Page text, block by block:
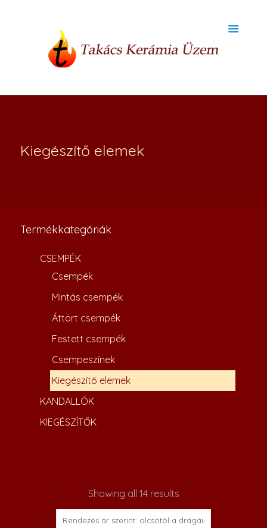
Kiegészítő elemek
Showing all 14 results
Termékkategóriák
CSEMPÉK
Csempék
Mintás csempék
Áttört csempék
Festett csempék
Csempeszínek
Kiegészítő elemek
KANDALLÓK
KIEGÉSZÍTŐK